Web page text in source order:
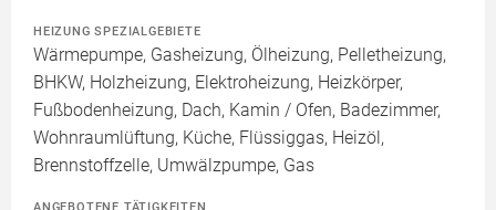
HEIZUNG SPEZIALGEBIETE
Wärmepumpe, Gasheizung, Ölheizung, Pelletheizung,
BHKW, Holzheizung, Elektroheizung, Heizkörper,
Fußbodenheizung, Dach, Kamin / Ofen, Badezimmer,
Wohnraumlüftung, Küche, Flüssiggas, Heizöl,
Brennstoffzelle, Umwälzpumpe, Gas